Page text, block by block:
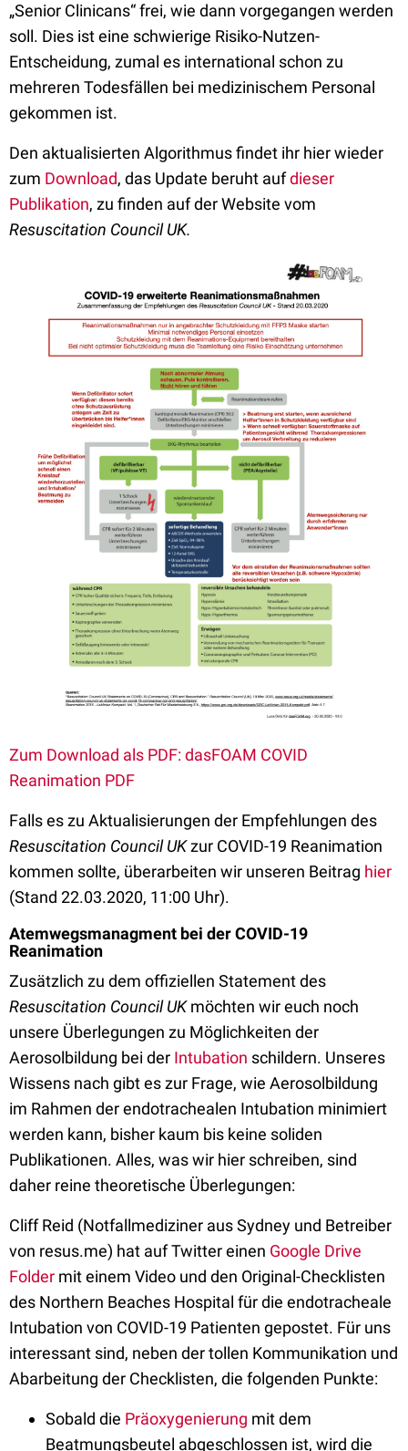
„Senior Clinicans“ frei, wie dann vorgegangen werden
soll. Dies ist eine schwierige Risiko-Nutzen-
Entscheidung, zumal es international schon zu
mehreren Todesfällen bei medizinischem Personal
gekommen ist.
Den aktualisierten Algorithmus findet ihr hier wieder
zum Download, das Update beruht aufdieser
Publikation, zu finden auf der Website vom
Resuscitation Council UK.
Zum Download als PDF: dasFOAM COVID
Reanimation PDF
Falls es zu Aktualisierungen der Empfehlungen des
Resuscitation Council UKzur COVID-19 Reanimation
kommen sollte, überarbeiten wir unseren Beitrag hier
(Stand 22.03.2020, 11:00 Uhr).
Atemwegsmanagment bei der COVID-19
Reanimation
Zusätzlich zu dem offiziellen Statement des
Resuscitation Council UKmöchten wir euch noch
unsere Überlegungen zu Möglichkeiten der
Aerosolbildung bei der Intubation schildern. Unseres
Wissens nach gibt es zur Frage, wie Aerosolbildung
im Rahmen der endotrachealen Intubation minimiert
werden kann, bisher kaum bis keine soliden
Publikationen. Alles, was wir hier schreiben, sind
daher reine theoretische Überlegungen:
Cliff Reid (Notfallmediziner aus Sydney und Betreiber
von resus.me) hat auf Twitter einen Google Drive
Folder mit einem Video und den Original-Checklisten
des Northern Beaches Hospital für die endotracheale
Intubation von COVID-19 Patienten gepostet. Für uns
interessant sind, neben der tollen Kommunikation und
Abarbeitung der Checklisten, die folgenden Punkte:
Sobald die Präoxygenierung mit dem
Beatmungsbeutel abgeschlossen ist, wird die